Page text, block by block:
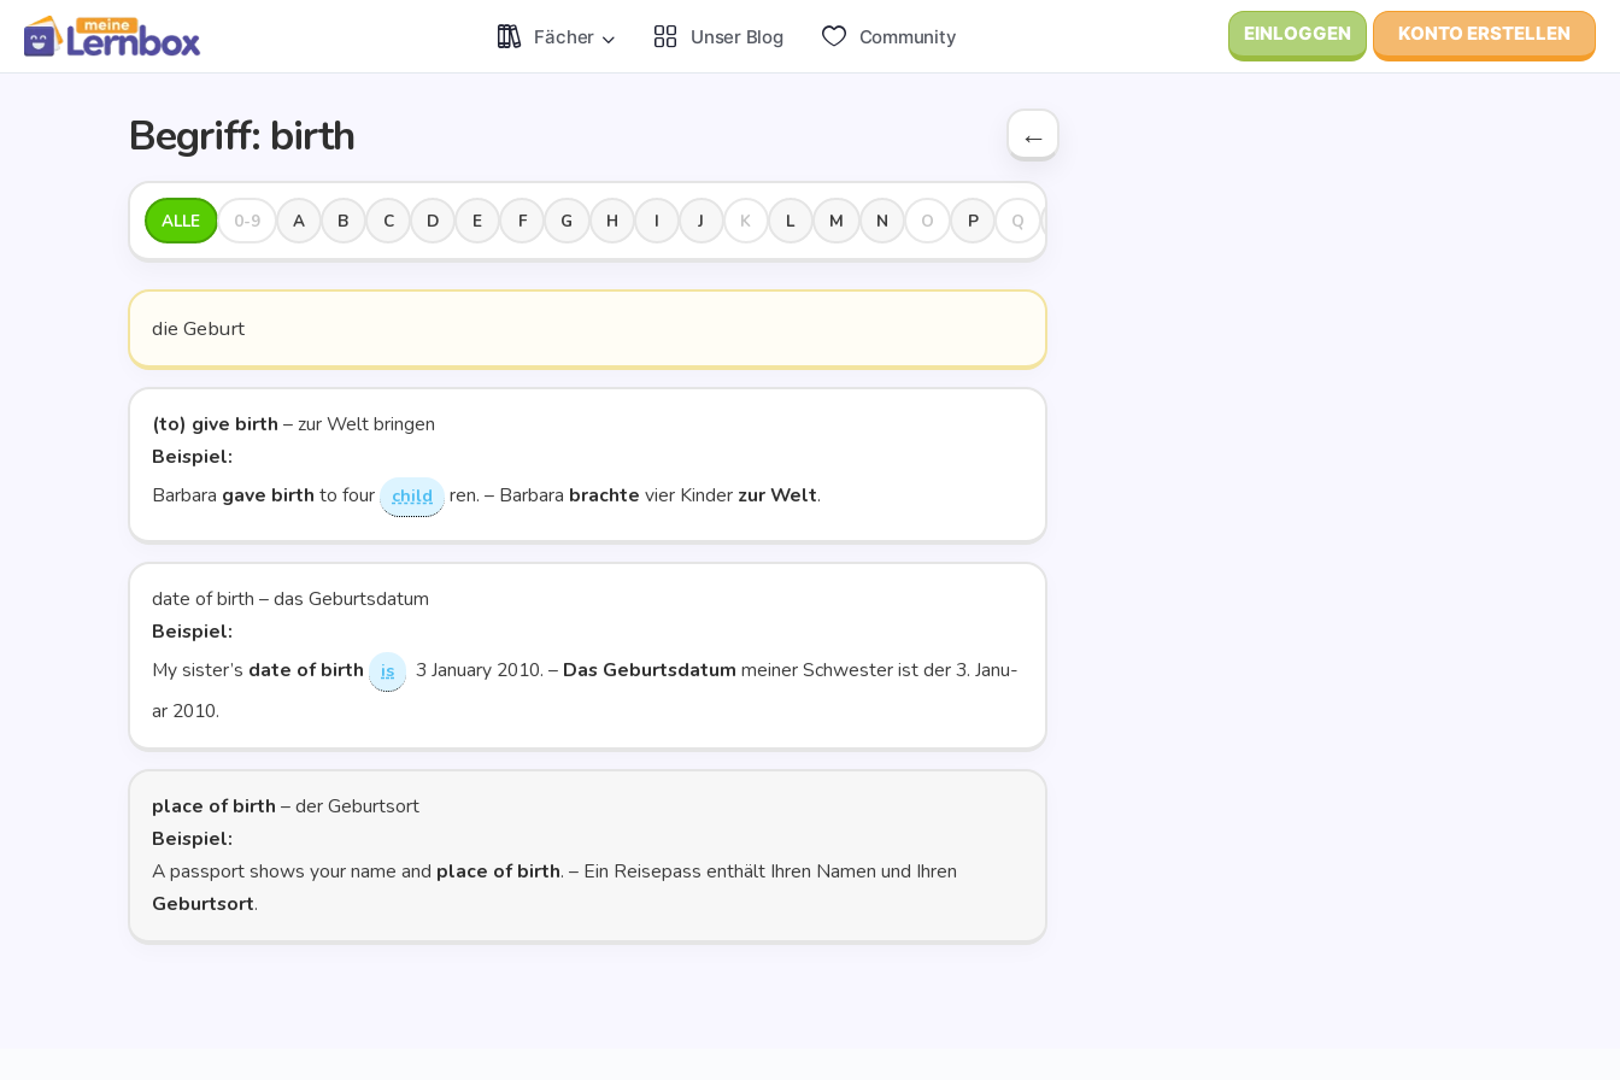
Fächer Unser Blog Com­mu­ni­ty EINLOGGEN KONTO ERSTELLEN
Begriff: birth
ALLE 0-9 A B C D E F G H I J K L M N O P Q
die Geburt
(to) give birth – zur Welt brin­gen
Bei­spiel:
Bar­ba­ra gave birth to four child ­ren. – Bar­ba­ra brach­te vier Kin­der zur Welt.
date of birth – das Geburts­da­tum
Bei­spiel:
My sister’s date of birth is 3 Janu­ary 2010. – Das Geburts­da­tum mei­ner Schwes­ter ist der 3. Janu­
ar 2010.
place of birth – der Geburts­ort
Bei­spiel:
A pass­port shows your name and place of birth. – Ein Rei­se­pass ent­hält Ihren Namen und Ihren
Geburts­ort.